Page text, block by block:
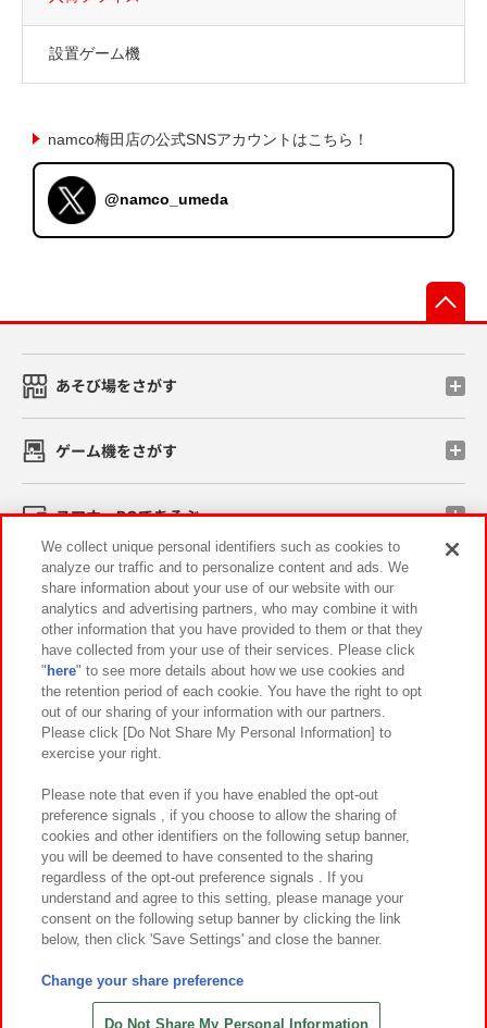
設置ゲーム機
namco梅田店の公式SNSアカウントはこちら！
@namco_umeda
あそび場をさがす
ゲーム機をさがす
スマホ・PCであそぶ
イベント・キャンペーン
関連会社 サステナビリティ サイトポリシー
プライバシーポリシー ウェブアクセシビリティ方針と検証結果
お取引先さまとともに
カスタマーハラスメント対応方針 よくあるご質問・お問い合わせ
©Bandai Namco Amusement Inc.
©Bandai Namco Amusement Lab Inc.
©HANAYASHIKI Co., Ltd. All Rights Reserved.
We collect unique personal identifiers such as cookies to
analyze our traffic and to personalize content and ads. We
share information about your use of our website with our
analytics and advertising partners, who may combine it with
other information that you have provided to them or that they
have collected from your use of their services. Please click
" here" to see more details about how we use cookies and
the retention period of each cookie. You have the right to opt
out of our sharing of your information with our partners.
Please click [Do Not Share My Personal Information] to
exercise your right.
Please note that even if you have enabled the opt-out
preference signals , if you choose to allow the sharing of
cookies and other identifiers on the following setup banner,
you will be deemed to have consented to the sharing
regardless of the opt-out preference signals . If you
understand and agree to this setting, please manage your
consent on the following setup banner by clicking the link
below, then click 'Save Settings' and close the banner.
Change your share preference
Do Not Share My Personal Information